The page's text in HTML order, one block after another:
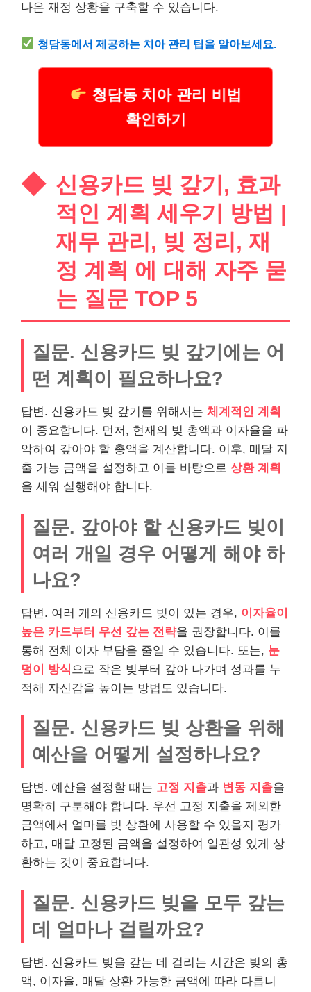
나은 재정 상황을 구축할 수 있습니다.
청담동에서 제공하는 치아 관리 팁을 알아보세요.
청담동 치아 관리 비법
확인하기
신용카드 빚 갚기, 효과
적인 계획 세우기 방법 |
재무 관리, 빚 정리, 재
정 계획 에 대해 자주 묻
는 질문 TOP 5
질문. 신용카드 빚 갚기에는 어
떤 계획이 필요하나요?
답변. 신용카드 빚 갚기를 위해서는 체계적인 계획
이 중요합니다. 먼저, 현재의 빚 총액과 이자율을 파
악하여 갚아야 할 총액을 계산합니다. 이후, 매달 지
출 가능 금액을 설정하고 이를 바탕으로 상환 계획
을 세워 실행해야 합니다.
질문. 갚아야 할 신용카드 빚이
여러 개일 경우 어떻게 해야 하
나요?
답변. 여러 개의 신용카드 빚이 있는 경우, 이자율이
높은 카드부터 우선 갚는 전략을 권장합니다. 이를
통해 전체 이자 부담을 줄일 수 있습니다. 또는, 눈
덩이 방식 으로 작은 빚부터 갚아 나가며 성과를 누
적해 자신감을 높이는 방법도 있습니다.
질문. 신용카드 빚 상환을 위해
예산을 어떻게 설정하나요?
답변. 예산을 설정할 때는 고정 지출과 변동 지출을
명확히 구분해야 합니다. 우선 고정 지출을 제외한
금액에서 얼마를 빚 상환에 사용할 수 있을지 평가
하고, 매달 고정된 금액을 설정하여 일관성 있게 상
환하는 것이 중요합니다.
질문. 신용카드 빚을 모두 갚는
데 얼마나 걸릴까요?
답변. 신용카드 빚을 갚는 데 걸리는 시간은 빚의 총
액, 이자율, 매달 상환 가능한 금액에 따라 다릅니